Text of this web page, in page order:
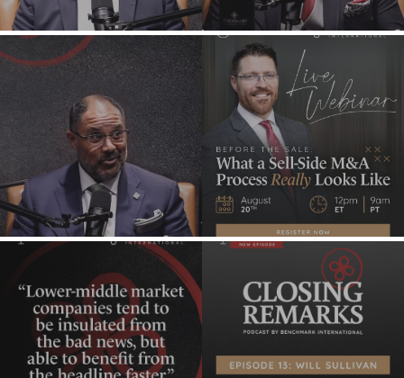
NOTICIAS Y BLOG
THE MARK
SALA DE PRENSA
SOBRE NOSOTROS
MEDIO AMBIENTE
Y RECICLAJE
FINANCIERO
CONTRATISTAS
DEL GOBIERNO
CUIDADO DE LA
SALUD
INDUSTRIAL
SOFTWARE
TECNOLOGÍA
TRANSPORTE
OFICINAS
AMSTERDAM
AUSTIN